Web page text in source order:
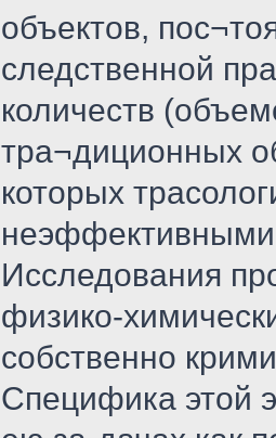
объектов,
следственной
количеств
тра¬диционных
которых
Исследования
физико-
собственно
Специфика этой